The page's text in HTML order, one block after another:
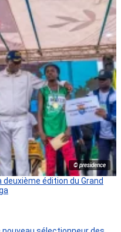
© presidence
deuxième édition du Grand